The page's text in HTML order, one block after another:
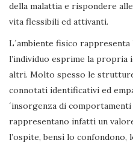
della malattia e rispondere
vita flessibili ed attivanti.
L´ambiente fisico
l’individuo esprime la propria
altri. Molto spesso le
connotati identificativi ed
´insorgenza di
rappresentano infatti un
l’ospite, bensì lo confondono,